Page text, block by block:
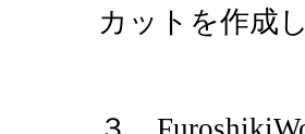
カットを作成